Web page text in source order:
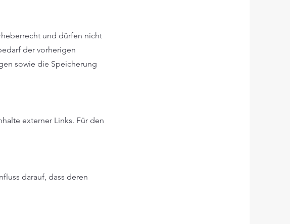
und dürfen nicht
der vorherigen
sowie die Speicherung
externer Links. Für den
darauf, dass deren